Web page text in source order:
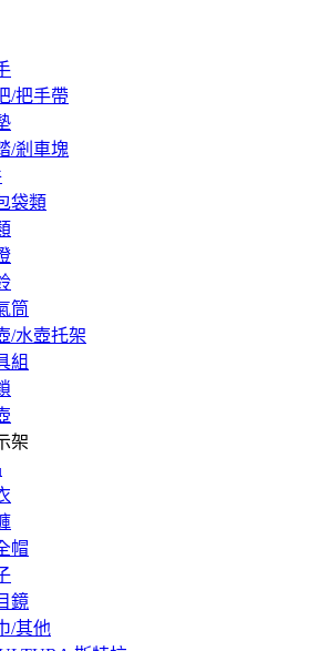
/把手帶
/剎車塊
袋類
筒
/水壺托架
組
架
帽
鏡
/其他